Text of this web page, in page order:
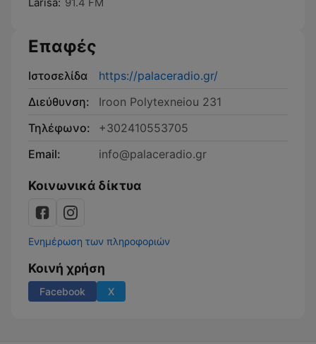
Επαφές
Ιστοσελίδα
https://palaceradio.gr/
Διεύθυνση:
Iroon Polytexneiou 231
Τηλέφωνο:
+302410553705
Email:
info@palaceradio.gr
Κοινωνικά δίκτυα
Ενημέρωση των πληροφοριών
Κοινή χρήση
Facebook X